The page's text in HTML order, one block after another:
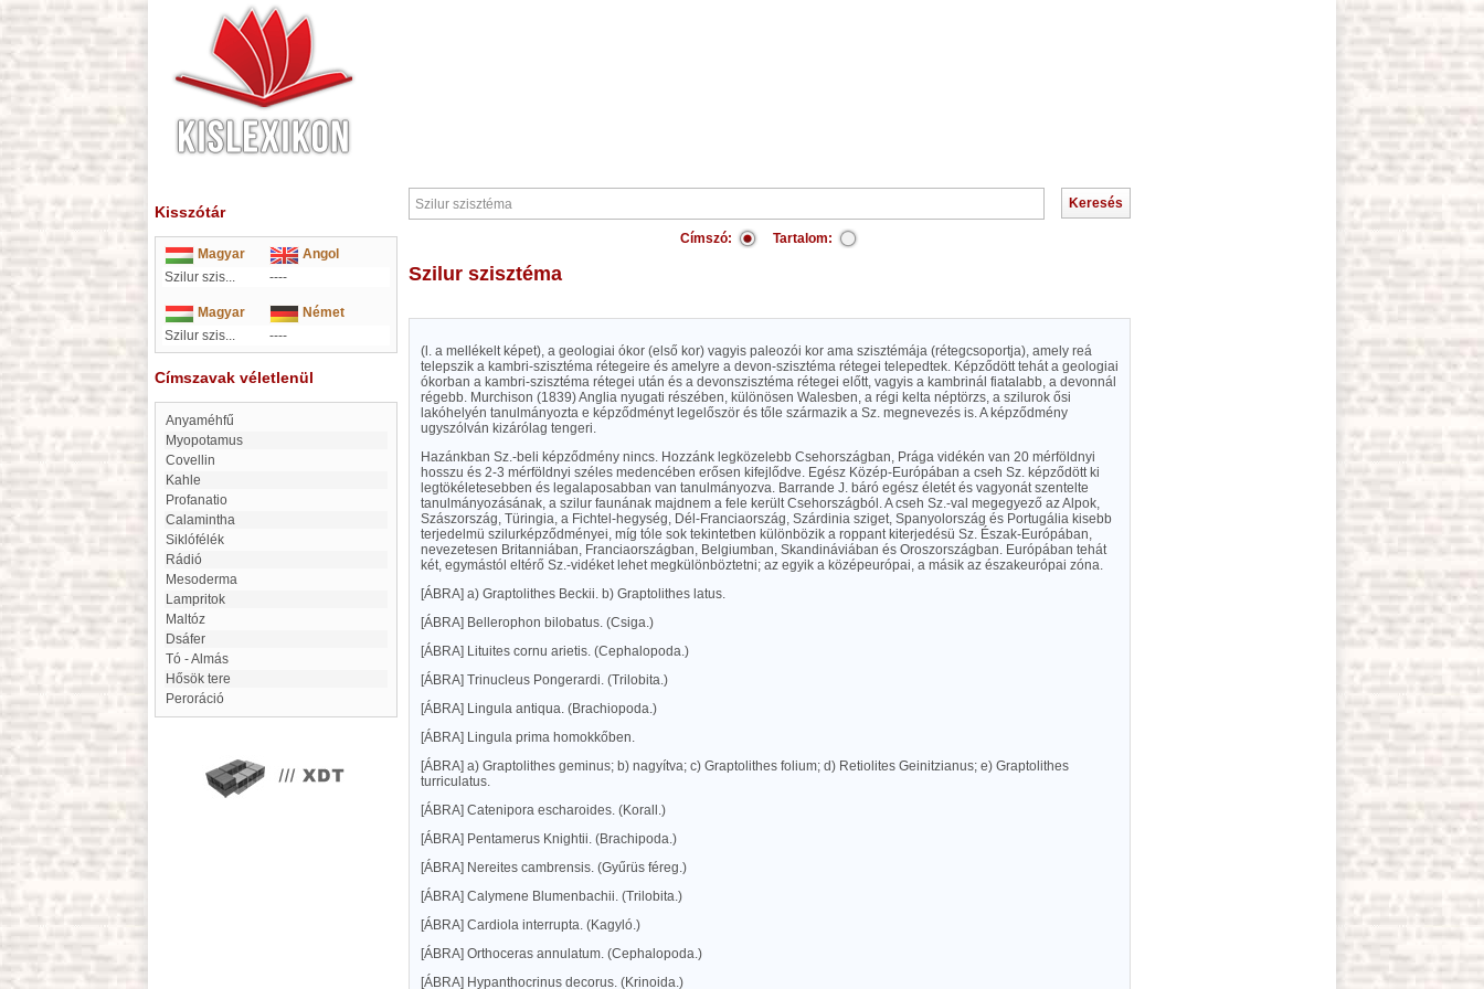
Kisszótár
Magyar
Angol
Szilur szis...
----
Magyar
Német
Szilur szis...
----
Címszavak véletlenül
Anyaméhfű
Myopotamus
covellin
Kahle
Profanatio
Calamintha
Siklófélék
rádió
Mesoderma
Lampritok
Maltóz
Dsáfer
Tó - Almás
Hősök tere
peroráció
Címszó: Tartalom:
Szilur szisztéma
(l. a mellékelt képet), a geologiai ókor (első kor) vagyis paleozói kor ama szisztémája (rétegcsoportja), amely reá
telepszik a kambri-szisztéma rétegeire és amelyre a devon-szisztéma rétegei telepedtek. Képződött tehát a geologiai
ókorban a kambri-szisztéma rétegei után és a devonszisztéma rétegei előtt, vagyis a kambrinál fiatalabb, a devonnál
régebb. Murchison (1839) Anglia nyugati részében, különösen Walesben, a régi kelta néptörzs, a szilurok ősi
lakóhelyén tanulmányozta e képződményt legelőször és tőle származik a Sz. megnevezés is. A képződmény
ugyszólván kizárólag tengeri.
Hazánkban Sz.-beli képződmény nincs. Hozzánk legközelebb Csehországban, Prága vidékén van 20 mérföldnyi
hosszu és 2-3 mérföldnyi széles medencében erősen kifejlődve. Egész Közép-Európában a cseh Sz. képződött ki
legtökéletesebben és legalaposabban van tanulmányozva. Barrande J. báró egész életét és vagyonát szentelte
tanulmányozásának, a szilur faunának majdnem a fele került Csehországból. A cseh Sz.-val megegyező az Alpok,
Szászország, Türingia, a Fichtel-hegység, Dél-Franciaország, Szárdinia sziget, Spanyolország és Portugália kisebb
terjedelmü szilurképződményei, míg tóle sok tekintetben különbözik a roppant kiterjedésü Sz. Észak-Európában,
nevezetesen Britanniában, Franciaországban, Belgiumban, Skandináviában és Oroszországban. Európában tehát
két, egymástól eltérő Sz.-vidéket lehet megkülönböztetni; az egyik a középeurópai, a másik az északeurópai zóna.
[ÁBRA] a) Graptolithes Beckii. b) Graptolithes latus.
[ÁBRA] Bellerophon bilobatus. (Csiga.)
[ÁBRA] Lituites cornu arietis. (Cephalopoda.)
[ÁBRA] Trinucleus Pongerardi. (Trilobita.)
[ÁBRA] Lingula antiqua. (Brachiopoda.)
[ÁBRA] Lingula prima homokkőben.
[ÁBRA] a) Graptolithes geminus; b) nagyítva; c) Graptolithes folium; d) Retiolites Geinitzianus; e) Graptolithes
turriculatus.
[ÁBRA] Catenipora escharoides. (Korall.)
[ÁBRA] Pentamerus Knightii. (Brachipoda.)
[ÁBRA] Nereites cambrensis. (Gyűrüs féreg.)
[ÁBRA] Calymene Blumenbachii. (Trilobita.)
[ÁBRA] Cardiola interrupta. (Kagyló.)
[ÁBRA] Orthoceras annulatum. (Cephalopoda.)
[ÁBRA] Hypanthocrinus decorus. (Krinoida.)